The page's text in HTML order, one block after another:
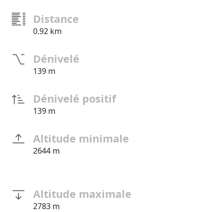
Distance
0.92 km
Dénivelé
139 m
Dénivelé positif
139 m
Altitude minimale
2644 m
Altitude maximale
2783 m